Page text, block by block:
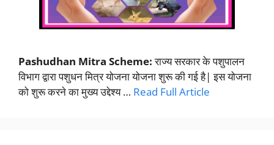
Pashudhan Mitra Scheme:राज्य सरकार के पशुपालन
विभाग द्वारा पशुधन मित्र योजना योजना शुरू की गई है| इस योजना
को शुरू करने का मुख्य उद्देश्य … Read Full Article